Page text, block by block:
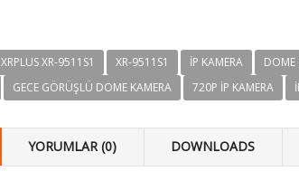
XRPLUS XR-9511S1 XR-9511S1 IP KAMERA DOME
GECE GÖRÜŞLÜ DOME KAMERA 720P IP KAMERA
YORUMLAR (0) DOWNLOADS